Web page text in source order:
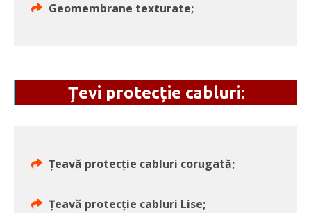
Geomembrane texturate;
Țevi protecție cabluri:
Țeavă protecție cabluri corugată;
Țeavă protecție cabluri Lise;